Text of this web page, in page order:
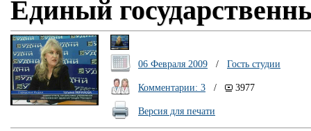
Единый
06 Февраля 2009 / Гость студии
Комментарии: 3 / 3977
Версия для печати